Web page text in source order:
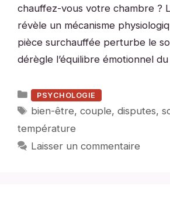
chauffez-vous votre chambre ?
révèle un mécanisme
pièce surchauffée perturbe le
dérègle l’équilibre émotionnel
Catégories
PSYCHOLOGIE
Étiquettes
bien-être,couple,disputes,
température
Laisser un commentaire